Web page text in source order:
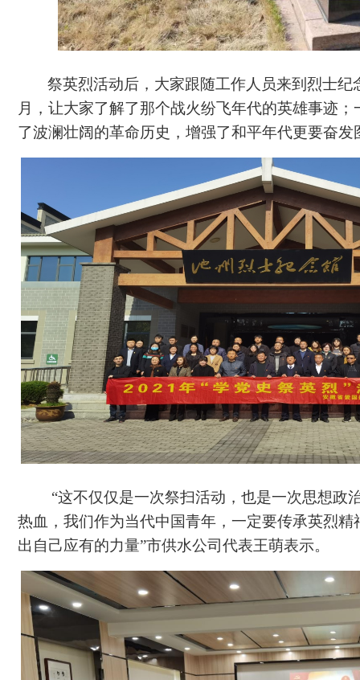
祭英烈活动后，大家跟随工作人员来到烈士纪
月，让大家了解了那个战火纷飞年代的英雄事迹
了波澜壮阔的革命历史，增强了和平年代更要奋发
“这不仅仅是一次祭扫活动，也是一次思想政
热血，我们作为当代中国青年，一定要传承英烈
出自己应有的力量”市供水公司代表王萌表示。